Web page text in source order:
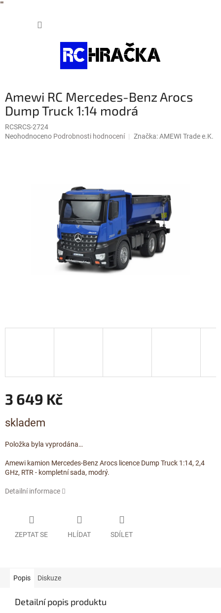
""
Amewi RC Mercedes-Benz Arocs
Dump Truck 1:14 modrá
RCSRCS-2724
Průměrné
Neohodnoceno Podrobnosti hodnocení Značka:AMEWI Trade e.K.
3 649 Kč
cena:
skladem
Položka byla vyprodána…
Amewi kamion Mercedes-Benz Arocs licence Dump Truck 1:14, 2,4
GHz, RTR - kompletní sada, modrý.
Detailní informace
ZEPTAT SE HLÍDAT SDÍLET
Popis Diskuze
Detailní popis produktu